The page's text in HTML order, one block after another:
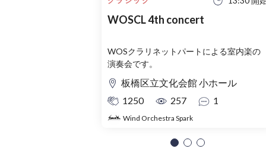
WOSCL 4th concert
WOSクラリネットパートによる室内楽の
演奏会です。
板橋区立文化会館 小ホール
1250
257 1
Wind Orchestra Spark